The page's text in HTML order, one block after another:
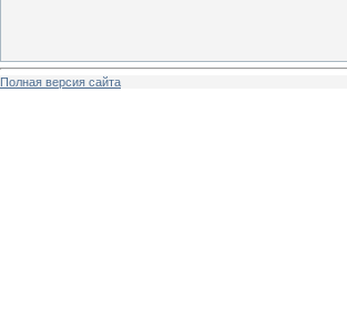
Полная версия сайта